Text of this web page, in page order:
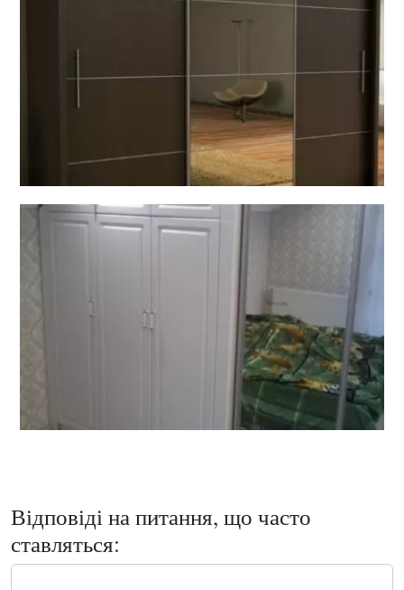
Відповіді на питання, що часто
ставляться: